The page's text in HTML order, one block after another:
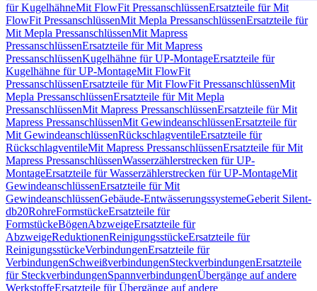
für KugelhähneMit FlowFit PressanschlüssenErsatzteile für Mit
FlowFit PressanschlüssenMit Mepla PressanschlüssenErsatzteile für
Mit Mepla PressanschlüssenMit Mapress
PressanschlüssenErsatzteile für Mit Mapress
PressanschlüssenKugelhähne für UP-MontageErsatzteile für
Kugelhähne für UP-MontageMit FlowFit
PressanschlüssenErsatzteile für Mit FlowFit PressanschlüssenMit
Mepla PressanschlüssenErsatzteile für Mit Mepla
PressanschlüssenMit Mapress PressanschlüssenErsatzteile für Mit
Mapress PressanschlüssenMit GewindeanschlüssenErsatzteile für
Mit GewindeanschlüssenRückschlagventileErsatzteile für
RückschlagventileMit Mapress PressanschlüssenErsatzteile für Mit
Mapress PressanschlüssenWasserzählerstrecken für UP-
MontageErsatzteile für Wasserzählerstrecken für UP-MontageMit
GewindeanschlüssenErsatzteile für Mit
GewindeanschlüssenGebäude-EntwässerungssystemeGeberit Silent-
db20RohreFormstückeErsatzteile für
FormstückeBögenAbzweigeErsatzteile für
AbzweigeReduktionenReinigungsstückeErsatzteile für
ReinigungsstückeVerbindungenErsatzteile für
VerbindungenSchweißverbindungenSteckverbindungenErsatzteile
für SteckverbindungenSpannverbindungenÜbergänge auf andere
WerkstoffeErsatzteile für Übergänge auf andere